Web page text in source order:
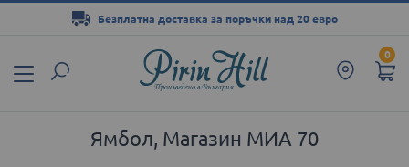
0
Безплатна доставка за поръчки над 20 евро
съдържанието
Ямбол, Магазин МИА 70